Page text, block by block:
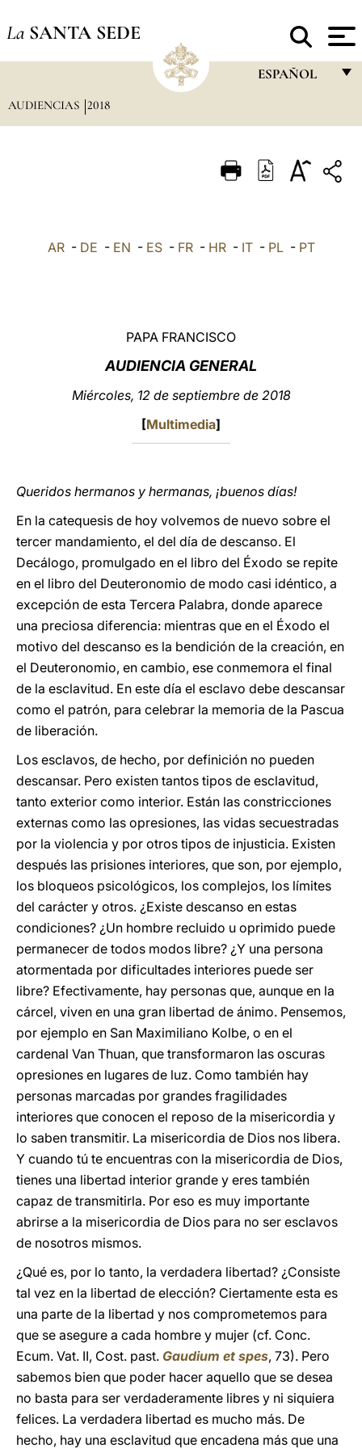
La SANTA SEDE
ESPAÑOL
ITALIANO
LATINE
AUDIENCIAS 2018
AR- DE - EN - ES- FR- HR- IT- PL- PT
PAPA FRANCISCO
AUDIENCIA GENERAL
Miércoles, 12 de septiembre de 2018
[Multimedia]
Queridos hermanos y hermanas, ¡buenos días!
En la catequesis de hoy volvemos de nuevo sobre el
tercer mandamiento, el del día de descanso. El
Decálogo, promulgado en el libro del Éxodo se repite
en el libro del Deuteronomio de modo casi idéntico, a
excepción de esta Tercera Palabra, donde aparece
una preciosa diferencia: mientras que en el Éxodo el
motivo del descanso es la bendición de la creación, en
el Deuteronomio, en cambio, ese conmemora el final
de la esclavitud. En este día el esclavo debe descansar
como el patrón, para celebrar la memoria de la Pascua
de liberación.
Los esclavos, de hecho, por definición no pueden
descansar. Pero existen tantos tipos de esclavitud,
tanto exterior como interior. Están las constricciones
externas como las opresiones, las vidas secuestradas
por la violencia y por otros tipos de injusticia. Existen
después las prisiones interiores, que son, por ejemplo,
los bloqueos psicológicos, los complejos, los límites
del carácter y otros. ¿Existe descanso en estas
condiciones? ¿Un hombre recluido u oprimido puede
permanecer de todos modos libre? ¿Y una persona
atormentada por dificultades interiores puede ser
libre? Efectivamente, hay personas que, aunque en la
cárcel, viven en una gran libertad de ánimo. Pensemos,
por ejemplo en San Maximiliano Kolbe, o en el
cardenal Van Thuan, que transformaron las oscuras
opresiones en lugares de luz. Como también hay
personas marcadas por grandes fragilidades
interiores que conocen el reposo de la misericordia y
lo saben transmitir. La misericordia de Dios nos libera.
Y cuando tú te encuentras con la misericordia de Dios,
tienes una libertad interior grande y eres también
capaz de transmitirla. Por eso es muy importante
abrirse a la misericordia de Dios para no ser esclavos
de nosotros mismos.
¿Qué es, por lo tanto, la verdadera libertad? ¿Consiste
tal vez en la libertad de elección? Ciertamente esta es
una parte de la libertad y nos comprometemos para
que se asegure a cada hombre y mujer (cf. Conc.
Ecum. Vat. II, Cost. past. Gaudium et spes, 73). Pero
sabemos bien que poder hacer aquello que se desea
no basta para ser verdaderamente libres y ni siquiera
felices. La verdadera libertad es mucho más. De
hecho, hay una esclavitud que encadena más que una